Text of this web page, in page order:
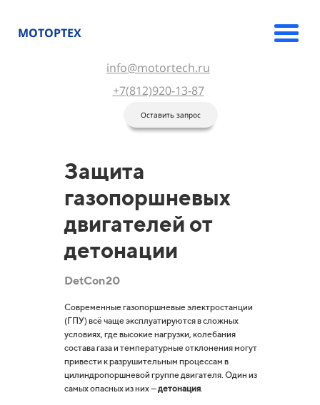
МОТОРТЕХ
info@motortech.ru
+7(812)920-13-87
Оставить запрос
Защита
газопоршневых
двигателей от
детонации
DetCon20
Современные газопоршневые электростанции
(ГПУ) всё чаще эксплуатируются в сложных
условиях, где высокие нагрузки, колебания
состава газа и температурные отклонения могут
привести к разрушительным процессам в
цилиндропоршневой группе двигателя. Один из
самых опасных из них —детонация.